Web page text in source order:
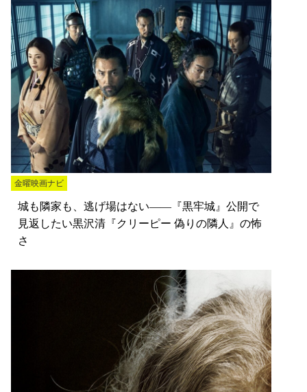
金曜映画ナビ
城も隣家も、逃げ場はない――『黒牢城』公開で
見返したい黒沢清『クリーピー 偽りの隣人』の怖
さ